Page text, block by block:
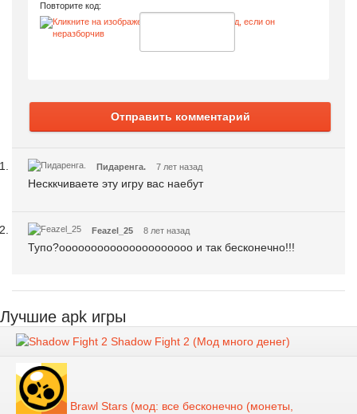
Повторите код:
Отправить комментарий
Пидаренга. 7 лет назад
Несккчиваете эту игру вас наебут
Feazel_25 8 лет назад
Тупо?ооооооооооооооооооооо и так бесконечно!!!
Лучшие apk игры
Shadow Fight 2 (Мод много денег)
Brawl Stars (мод: все бесконечно (монеты,